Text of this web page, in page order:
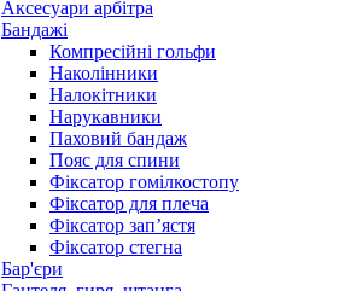
Аксесуари арбітра
Бандажі
Компресійні гольфи
Наколінники
Налокітники
Нарукавники
Паховий бандаж
Пояс для спини
Фіксатор гомілкостопу
Фіксатор для плеча
Фіксатор запʼястя
Фіксатор стегна
Бар'єри